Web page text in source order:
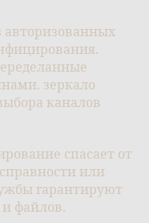
зеркало
каналов
спасает от
или
гарантируют
и файлов.